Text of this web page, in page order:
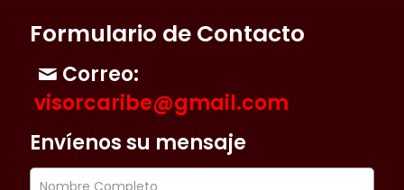
Formulario de Contacto
Correo:
visorcaribe@gmail.com
Envíenos su mensaje